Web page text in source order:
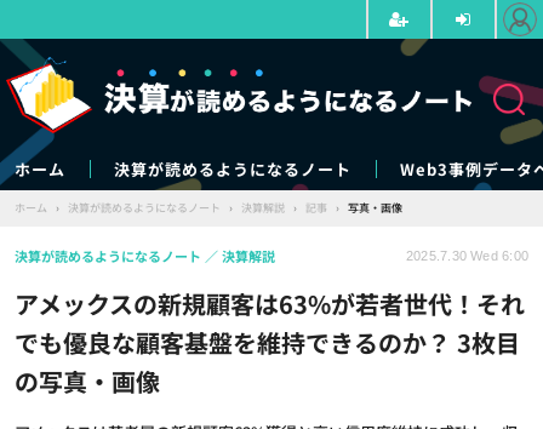
ホーム 決算が読めるようになるノート Web3事例データ
ホーム › 決算が読めるようになるノート › 決算解説 › 記事 › 写真・画像
アメックスの新規顧客は63%が若者世代！それ
でも優良な顧客基盤を維持できるのか？ 3枚目
の写真・画像
決算が読めるようになるノート 決算解説 2025.7.30 Wed 6:00